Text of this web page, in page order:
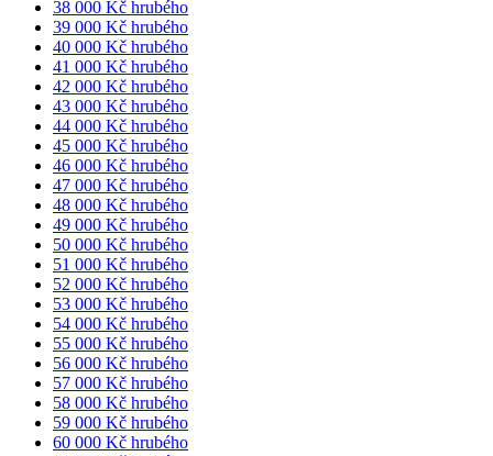
38 000 Kč hrubého
39 000 Kč hrubého
40 000 Kč hrubého
41 000 Kč hrubého
42 000 Kč hrubého
43 000 Kč hrubého
44 000 Kč hrubého
45 000 Kč hrubého
46 000 Kč hrubého
47 000 Kč hrubého
48 000 Kč hrubého
49 000 Kč hrubého
50 000 Kč hrubého
51 000 Kč hrubého
52 000 Kč hrubého
53 000 Kč hrubého
54 000 Kč hrubého
55 000 Kč hrubého
56 000 Kč hrubého
57 000 Kč hrubého
58 000 Kč hrubého
59 000 Kč hrubého
60 000 Kč hrubého